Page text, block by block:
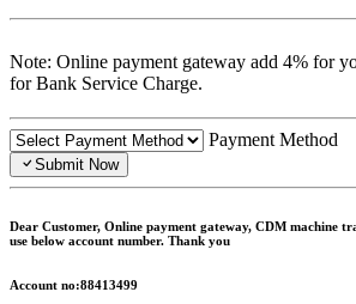
Note: Online payment gateway add 4% for
for Bank Service Charge.
Payment Method
Submit Now
Dear Customer, Online payment gateway, CDM machine
use below account number. Thank you
Account no:88413499